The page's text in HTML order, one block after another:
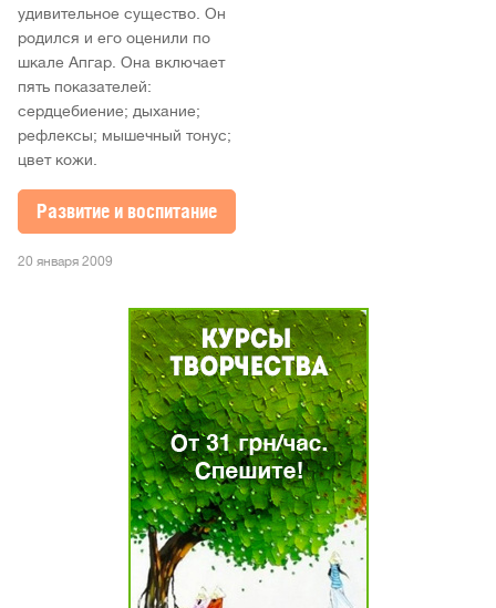
удивительное существо. Он
родился и его оценили по
шкале Апгар. Она включает
пять показателей:
сердцебиение; дыхание;
рефлексы; мышечный тонус;
цвет кожи.
Развитие и воспитание
20 января 2009